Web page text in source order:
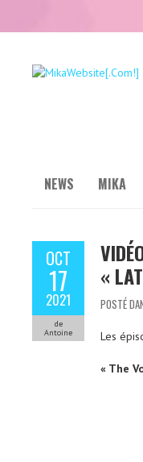
NEWS MIKA
OCT
17
2021
de
Antoine
«
POSTÉ
Les
« The